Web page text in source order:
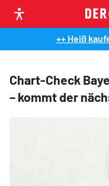
++ Heiß
Chart-Check
– kommt der